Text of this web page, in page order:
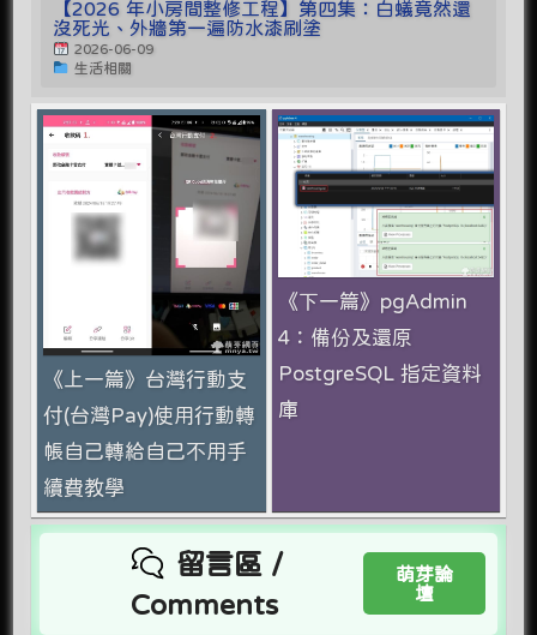
【2026 年小房間整修工程】第四集：白蟻竟然還
沒死光、外牆第一遍防水漆刷塗
2026-06-09
生活相關
《上一篇》台灣行動支
付(台灣Pay)使用行動轉
帳自己轉給自己不用手
續費教學
《下一篇》pgAdmin
4：備份及還原
PostgreSQL 指定資料
庫
留言區 /
Comments
萌芽論
壇